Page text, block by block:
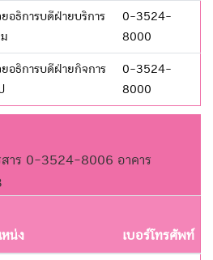
อธิการบดีฝ่ายบริการ
0-3524-
8000
อธิการบดีฝ่ายกิจการ
0-3524-
8000
าร 0-3524-8006 อาคาร
น่ง เบอร์โทรศัพท์